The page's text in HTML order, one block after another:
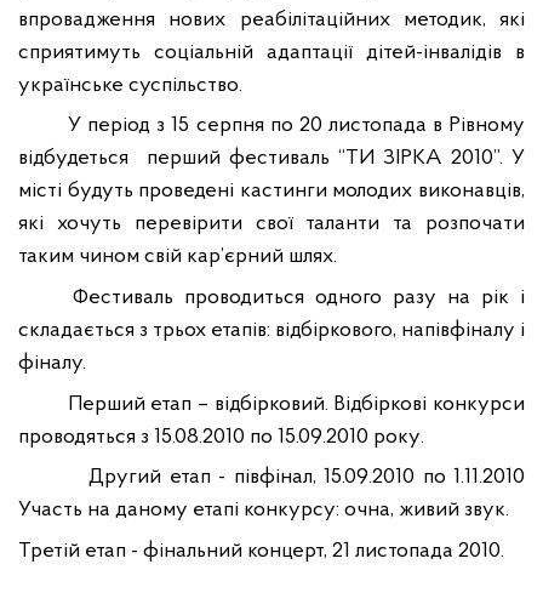
впровадження нових реабілітаційних методик, які
сприятимуть соціальній адаптації дітей-інвалідів в
українське суспільство.
У період з 15 серпня по 20 листопада в Рівному
відбудеться
перший фестиваль “ТИ ЗІРКА 2010”. У
місті будуть проведені кастинги молодих виконавців,
які хочуть перевірити свої таланти та розпочати
таким чином свій кар’єрний шлях.
Фестиваль проводиться одного разу на рік і
складається з трьох етапів: відбіркового, напівфіналу і
фіналу.
Перший етап – відбірковий. Відбіркові конкурси
проводяться з 15.08.2010 по 15.09.2010 року.
Другий етап - півфінал, 15.09.2010 по 1.11.2010
Участь на даному етапі конкурсу: очна, живий звук.
Третій етап - фінальний концерт, 21 листопада 2010.